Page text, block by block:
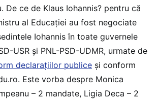
De ce de Klaus Iohannis? pentru că
al Educației au fost negociate
Iohannis în toate guvernele
USR și PNL-PSD-UDMR, urmate de
declarațiilor publice și conform
Este vorba despre Monica
– 2 mandate, Ligia Deca – 2